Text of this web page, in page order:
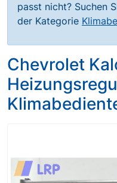
passt nicht? Suchen
der Kategorie
Chevrolet